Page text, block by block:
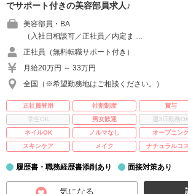
でサポート付きの美容部員求人♪
美容部員・BA
（入社日相談可／正社員／内定ま …
正社員（無料転職サポート付き）
月給20万円 ～ 33万円
全国（※希望勤務地はご相談ください。）
正社員登用 社割制度 賞与
学生OK
男女歓迎 週3日勤務
ネイルOK
ノルマなし オープニン
スキンケア
メイク ナチュラルコ
履歴書・職務経歴書添削あり 面接対策あり
気になる